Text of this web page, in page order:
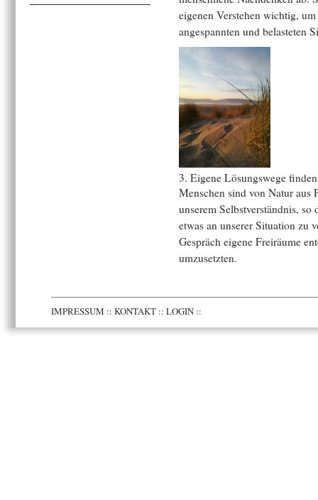
eigenen Verstehen wichtig,
angespannten und belasteten
3. Eigene Lösungswege finden
Menschen sind von Natur aus
unserem Selbstverständnis,
etwas an unserer Situation zu
Gespräch eigene Freiräume
umzusetzten.
IMPRESSUM :: KONTAKT :: LOGIN ::